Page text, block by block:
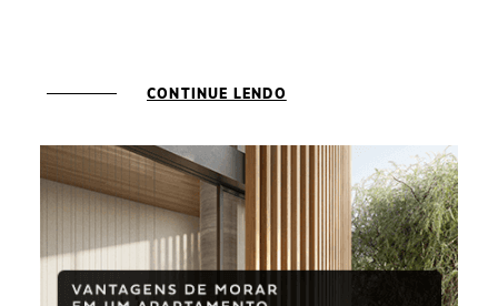
CONTINUE LENDO